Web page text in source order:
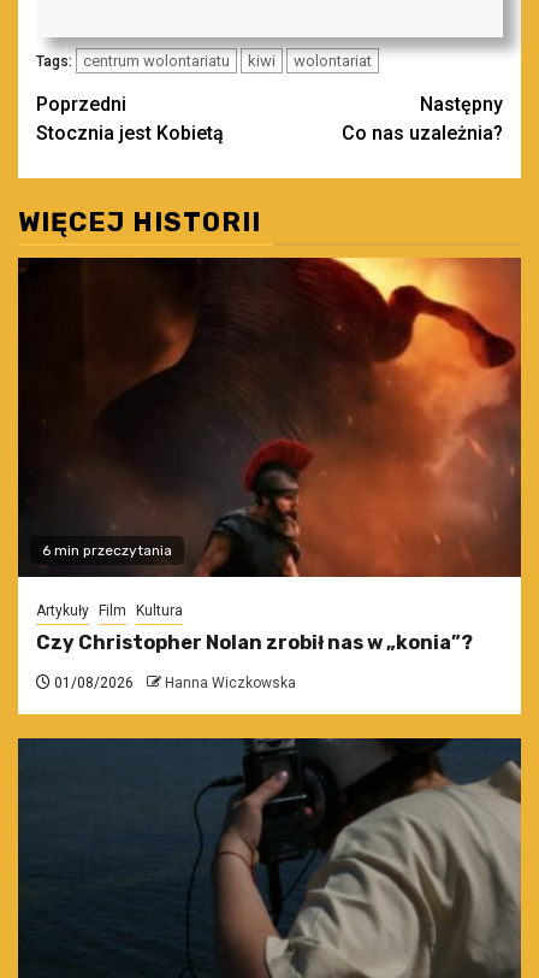
Tags: centrum wolontariatu kiwi wolontariat
Zobacz
wpisy
Poprzedni
Stocznia jest Kobietą
Następny
Co nas uzależnia?
WIĘCEJ HISTORII
6 min przeczytania
Artykuły Film Kultura
Czy Christopher Nolan zrobił nas w „konia”?
01/08/2026 Hanna Wiczkowska